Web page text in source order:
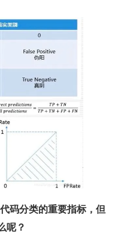
码分类的重要指标，但
呢？